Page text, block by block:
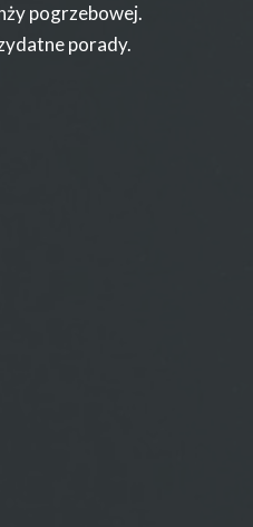
pogrzebowej.
porady.